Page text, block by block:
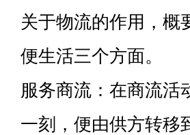
关于物流的作用，概
便生活三个方面。
服务商流：在商流活
一刻，便由供方转移